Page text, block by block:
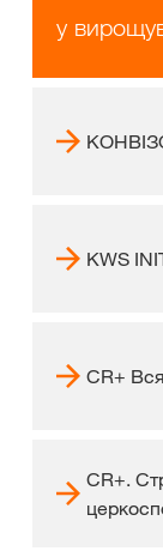
у
KWS
CR+
CR+.